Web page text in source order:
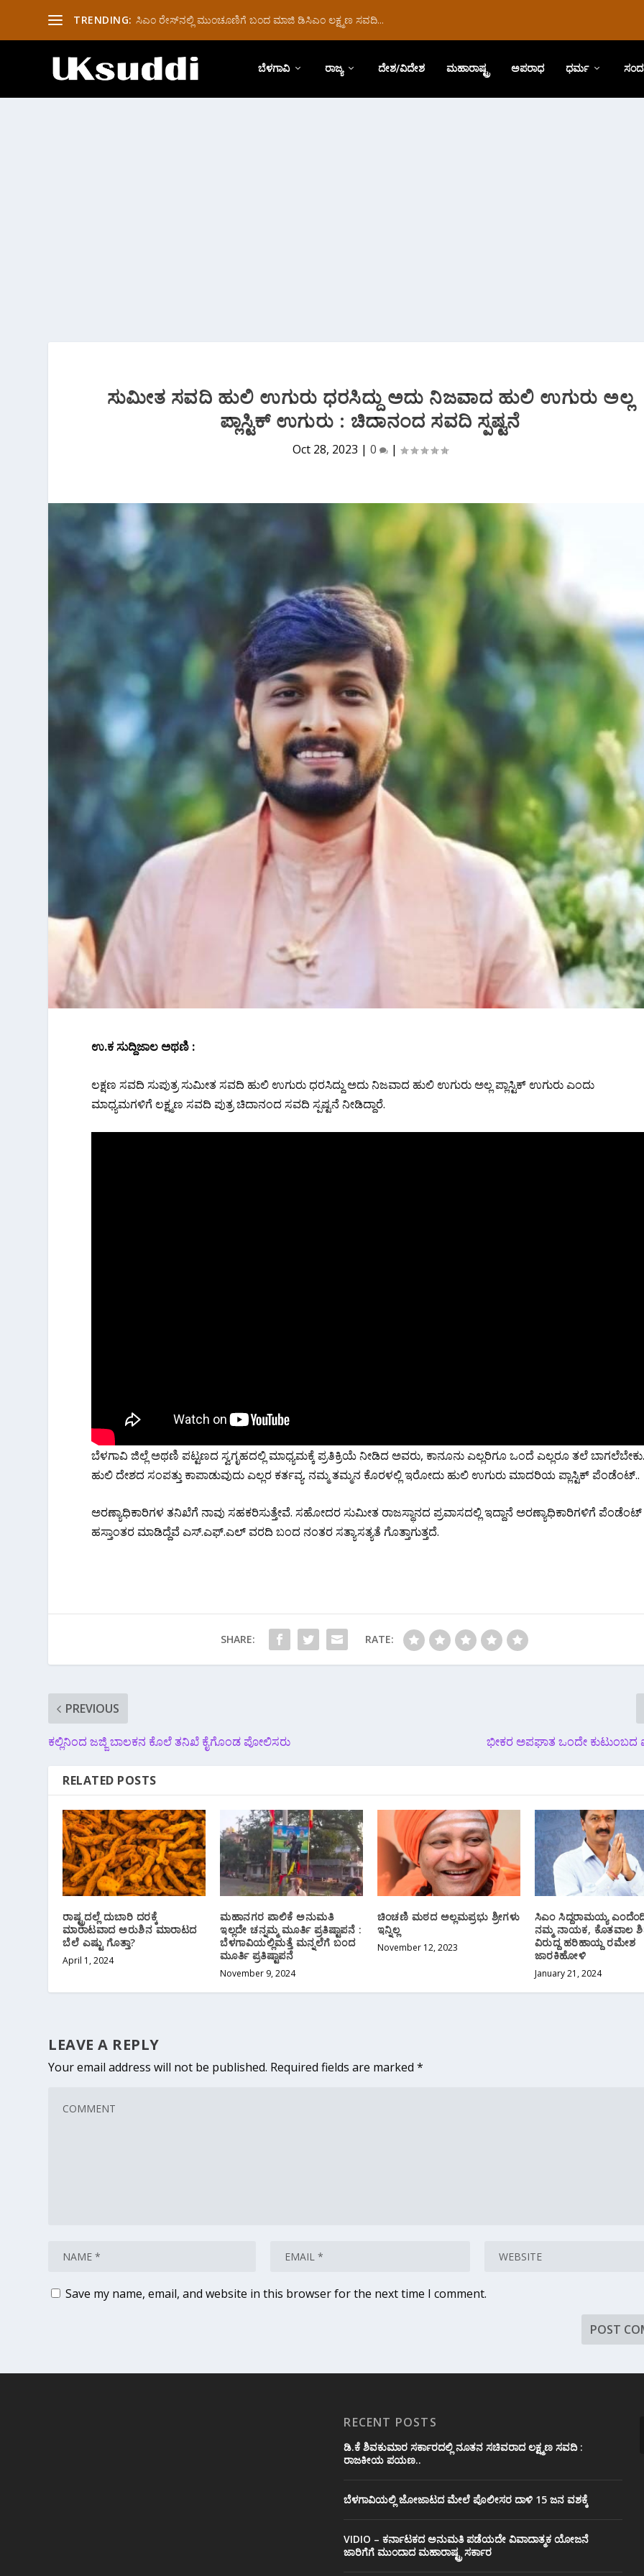
TRENDING: ಸಿಎಂ ರೇಸ್‌ನಲ್ಲಿ ಮುಂಚೂಣಿಗೆ ಬಂದ ಮಾಜಿ ಡಿಸಿಎಂ ಲಕ್ಷ್ಮಣ ಸವದಿ...
ಬೆಳಗಾವಿ ರಾಜ್ಯ ದೇಶ/ವಿದೇಶ ಮಹಾರಾಷ್ಟ್ರ ಅಪರಾಧ ಧರ್ಮ
ಸುಮೀತ ಸವದಿ ಹುಲಿ ಉಗುರು ಧರಸಿದ್ದು ಅದು ನಿಜವಾದ ಹುಲಿ ಉಗುರು ಅಲ್ಲ
ಪ್ಲಾಸ್ಟಿಕ್ ಉಗುರು : ಚಿದಾನಂದ ಸವದಿ ಸ್ಪಷ್ಟನೆ
Oct 28, 2023 | 0 |
ಉ.ಕ ಸುದ್ದಿಜಾಲ ಅಥಣಿ :
ಲಕ್ಷಣ ಸವದಿ ಸುಪುತ್ರ ಸುಮೀತ ಸವದಿ ಹುಲಿ ಉಗುರು ಧರಸಿದ್ದು ಅದು ನಿಜವಾದ ಹುಲಿ ಉಗುರು ಅಲ್ಲ ಪ್ಲಾಸ್ಟಿಕ್ ಉಗುರು ಎಂದು
ಮಾಧ್ಯಮಗಳಿಗೆ ಲಕ್ಷ್ಮಣ ಸವದಿ ಪುತ್ರ ಚಿದಾನಂದ ಸವದಿ ಸ್ಪಷ್ಟನೆ ನೀಡಿದ್ದಾರೆ.
ಬೆಳಗಾವಿ ಜಿಲ್ಲೆ ಅಥಣಿ ಪಟ್ಟಣದ ಸ್ವಗೃಹದಲ್ಲಿ ಮಾಧ್ಯಮಕ್ಕೆ ಪ್ರತಿಕ್ರಿಯೆ ನೀಡಿದ ಅವರು, ಕಾನೂನು ಎಲ್ಲರಿಗೂ ಒಂದೆ ಎಲ್ಲರೂ ತಲೆ
ಹುಲಿ ದೇಶದ ಸಂಪತ್ತು ಕಾಪಾಡುವುದು ಎಲ್ಲರ ಕರ್ತವ್ಯ. ನಮ್ಮ ತಮ್ಮನ ಕೊರಳಲ್ಲಿ ಇರೋದು ಹುಲಿ ಉಗುರು ಮಾದರಿಯ ಪ್ಲಾಸ್ಟಿಕ್ ಪೆಂಡೆಂಟ್..
ಅರಣ್ಯಾಧಿಕಾರಿಗಳ ತನಿಖೆಗೆ ನಾವು ಸಹಕರಿಸುತ್ತೇವೆ. ಸಹೋದರ ಸುಮೀತ ರಾಜಸ್ಥಾನದ ಪ್ರವಾಸದಲ್ಲಿ ಇದ್ದಾನೆ ಅರಣ್ಯಾಧಿಕಾರಿಗಳಿಗೆ ಪೆಂಡೆಂಟ್
ಹಸ್ತಾಂತರ ಮಾಡಿದ್ದೆವೆ ಎಸ್.ಎಫ್.ಎಲ್ ವರದಿ ಬಂದ ನಂತರ ಸತ್ಯಾಸತ್ಯತೆ ಗೊತ್ತಾಗುತ್ತದೆ.
SHARE: RATE:
PREVIOUS
ಕಲ್ಲಿನಿಂದ ಜಜ್ಜಿ ಬಾಲಕನ ಕೊಲೆ ತನಿಖೆ ಕೈಗೊಂಡ ಪೋಲಿಸರು ಭೀಕರ ಅಪಘಾತ ಒಂದೇ ಕುಟುಂಬದ
RELATED POSTS
ರಾಷ್ಟ್ರದಲ್ಲೆ ದುಬಾರಿ ದರಕ್ಕೆ
ಮಾರಾಟವಾದ ಅರುಶಿನ ಮಾರಾಟದ
ಬೆಲೆ ಎಷ್ಟು ಗೊತ್ತಾ?
April 1, 2024
ಮಹಾನಗರ ಪಾಲಿಕೆ ಅನುಮತಿ
ಇಲ್ಲದೇ ಚನ್ನಮ್ಮ ಮೂರ್ತಿ ಪ್ರತಿಷ್ಟಾಪನೆ :
ಬೆಳಗಾವಿಯಲ್ಲಿ‌ಮತ್ತೆ ಮನ್ನಲೆಗೆ ಬಂದ
ಮೂರ್ತಿ ಪ್ರತಿಷ್ಟಾಪನೆ
November 9, 2024
ಚಿಂಚಣಿ ಮಠದ ಅಲ್ಲಮಪ್ರಭು ಶ್ರೀಗಳು
ಇನ್ನಿಲ್ಲ
November 12, 2023
ಸಿಎಂ ಸಿದ್ದರಾಮಯ್ಯ
ನಮ್ಮ ನಾಯಕ, ಕೊತವಾಲ
ವಿರುದ್ದ ಹರಿಹಾಯ್ದ ರಮೇಶ
ಜಾರಕಿಹೋಳಿ
January 21, 2024
LEAVE A REPLY
Your email address will not be published. Required fields are marked*
Save my name, email, and website in this browser for the next time I comment.
RECENT POSTS
ಡಿ.ಕೆ ಶಿವಕುಮಾರ ಸರ್ಕಾರದಲ್ಲಿ ನೂತನ ಸಚಿವರಾದ ಲಕ್ಷ್ಮಣ ಸವದಿ :
ರಾಜಕೀಯ ಪಯಣ..
ಬೆಳಗಾವಿಯಲ್ಲಿ ಜೋಜಾಟದ ಮೇಲೆ ಪೊಲೀಸರ ದಾಳಿ 15 ಜನ ವಶಕ್ಕೆ
VIDIO – ಕರ್ನಾಟಕದ ಅನುಮತಿ ಪಡೆಯದೇ ವಿವಾದಾತ್ಮಕ ಯೋಜನೆ
ಜಾರಿಗೆಗೆ ಮುಂದಾದ ಮಹಾರಾಷ್ಟ್ರ ಸರ್ಕಾರ